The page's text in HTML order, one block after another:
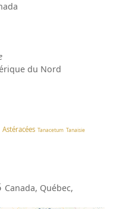
du Nord
Astéracées Tanacetum Tanaisie
Canada, Québec,